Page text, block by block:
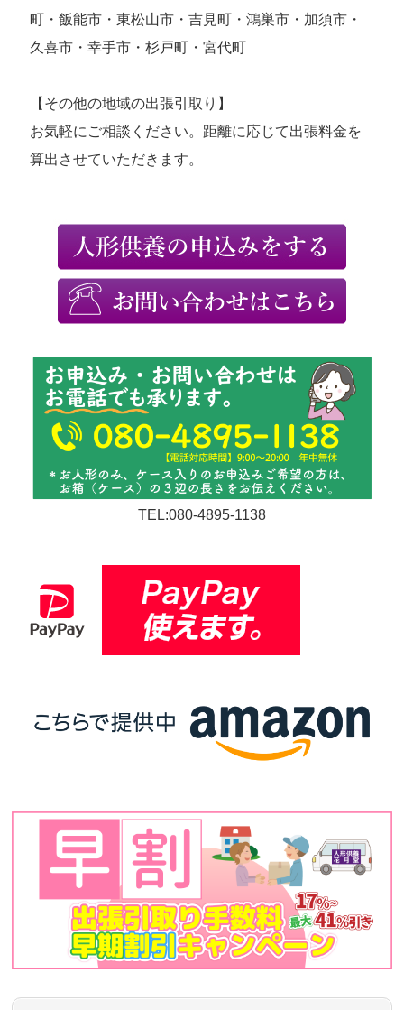
町・飯能市・東松山市・吉見町・鴻巣市・加須市・
久喜市・幸手市・杉戸町・宮代町
【その他の地域の出張引取り】
お気軽にご相談ください。距離に応じて出張料金を
算出させていただきます。
TEL:080-4895-1138